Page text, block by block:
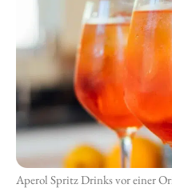
Aperol Spritz Drinks vor einer